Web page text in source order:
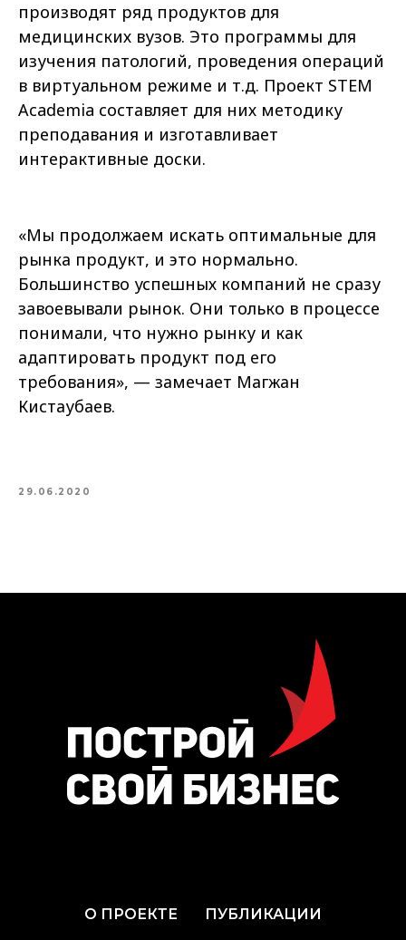
производят ряд продуктов для
медицинских вузов. Это программы для
изучения патологий, проведения операций
в виртуальном режиме и т.д. Проект STEM
Academia составляет для них методику
преподавания и изготавливает
интерактивные доски.
«Мы продолжаем искать оптимальные для
рынка продукт, и это нормально.
Большинство успешных компаний не сразу
завоевывали рынок. Они только в процессе
понимали, что нужно рынку и как
адаптировать продукт под его
требования», — замечает Магжан
Кистаубаев.
29.06.2020
О ПРОЕКТЕ ПУБЛИКАЦИИ